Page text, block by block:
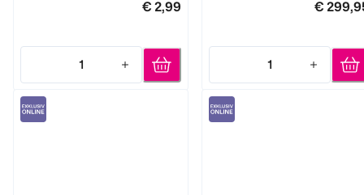
€ 2,99
1
Quantity: 1
€
1
Quantity: 1